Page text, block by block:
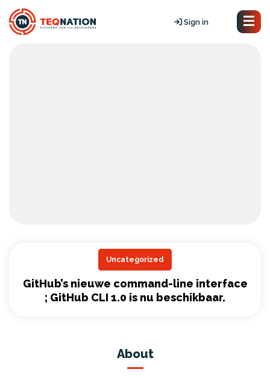
Sign in
Uncategorized
GitHub’s nieuwe command-line interface
; GitHub CLI 1.0 is nu beschikbaar.
About